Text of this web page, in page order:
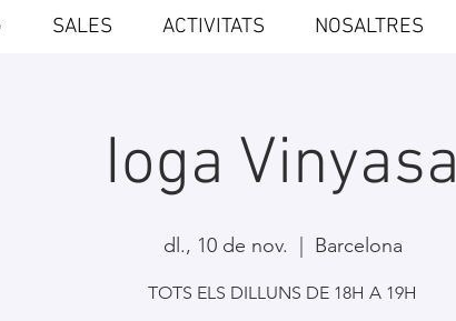
SALES ACTIVITATS NOSALTRES
Ioga Vinyasa
dl., 10 de nov. Barcelona
TOTS ELS DILLUNS DE 18H A 19H